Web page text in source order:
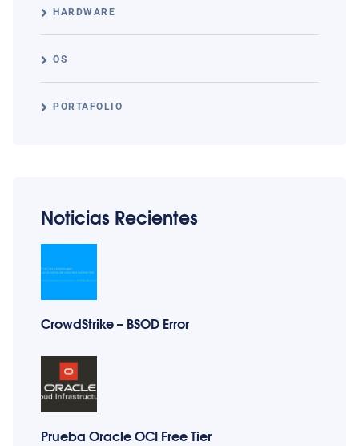
HARDWARE
OS
PORTAFOLIO
Noticias Recientes
CrowdStrike – BSOD Error
Prueba Oracle OCI Free Tier